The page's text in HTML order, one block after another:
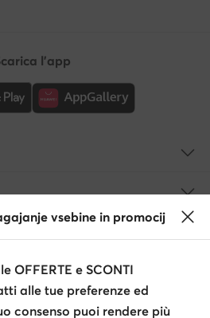
l'app
vsebine in promocij
OFFERTE e SCONTI
alle tue preferenze ed
consenso puoi rendere più